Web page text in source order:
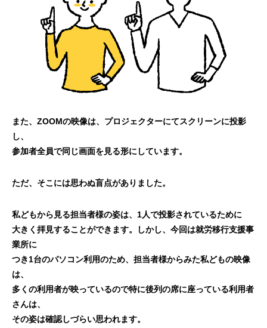
また、ZOOMの映像は、プロジェクターにてスクリーンに投影
し、
参加者全員で同じ画面を見る形にしています。
ただ、そこには思わぬ盲点がありました。
私どもから見る担当者様の姿は、1人で投影されているために
大きく拝見することができます。しかし、今回は就労移行支援事
業所に
つき1台のパソコン利用のため、担当者様からみた私どもの映像
は、
多くの利用者が映っているので特に後列の席に座っている利用者
さんは、
その姿は確認しづらい思われます。